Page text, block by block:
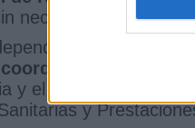
necesidad de
de
entre
y el trabajo que ya
y